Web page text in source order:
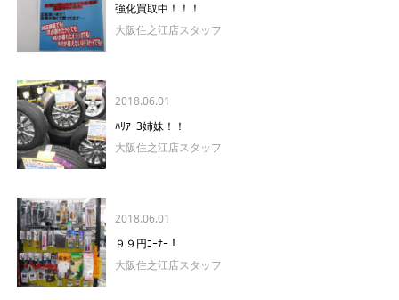
強化買取中！！！
大阪住之江店スタッフ
2018.06.01
ﾊﾘｱｰ3姉妹！！
大阪住之江店スタッフ
2018.06.01
９９円ｺｰﾅｰ！
大阪住之江店スタッフ